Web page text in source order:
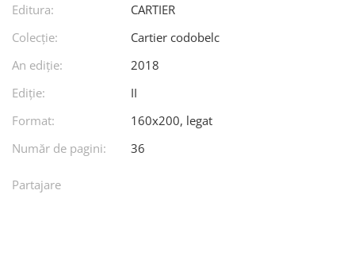
Editura:
CARTIER
Colecție:
Cartier codobelc
An ediţie:
2018
Ediţie:
II
Format:
160x200, legat
Număr de pagini:
36
Partajare